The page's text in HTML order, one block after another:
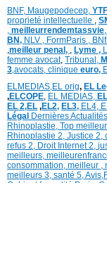
BNF, Maugepodecep,
proprieté intellectuelle ,
, meilleurrendemtassvie,
BN, NLV , FormParis ,
,meilleur penal, , Lyme ,
femme avocat, Tribunal,
3,avocats, clinique euro,
ELMEDIAS,EL orig, EL
,ELCOPE, EL MEDIAS,
EL 2,EL ,EL2, EL3, EL4,
Légal Dernières
Rhinoplastie, Top
Rhinoplastie 2, Justice 2,
refus 2, Droit Internet 2,
meilleurs,
consommation, meilleur ,
meilleurs 3, santé 5,Avis,
Cabinet formalité Paris,